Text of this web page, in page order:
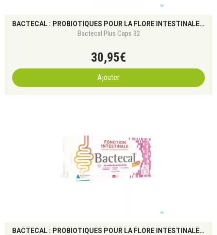
BACTECAL : PROBIOTIQUES POUR LA FLORE INTESTINALE ET L’IMMUNITÉ
Bactecal Plus Caps 32
30,95€
Ajouter
BACTECAL : PROBIOTIQUES POUR LA FLORE INTESTINALE ET L’IMMUNITÉ